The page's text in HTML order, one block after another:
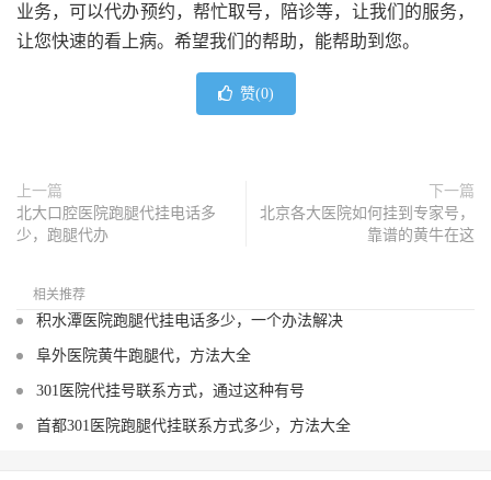
业务，可以代办预约，帮忙取号，陪诊等，让我们的服务，
让您快速的看上病。希望我们的帮助，能帮助到您。
赞(0)
上一篇
北大口腔医院跑腿代挂电话多
少，跑腿代办
下一篇
北京各大医院如何挂到专家号，
靠谱的黄牛在这
相关推荐
积水潭医院跑腿代挂电话多少，一个办法解决
阜外医院黄牛跑腿代，方法大全
301医院代挂号联系方式，通过这种有号
首都301医院跑腿代挂联系方式多少，方法大全